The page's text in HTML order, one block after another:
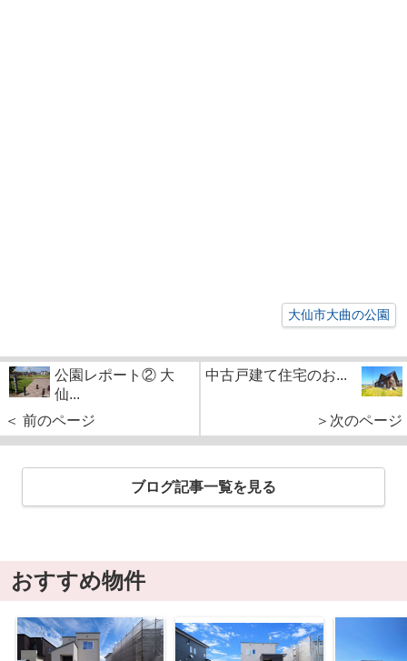
大仙市大曲の公園
公園レポート② 大
仙...
＜ 前のページ
中古戸建て住宅のお...
＞次のページ
ブログ記事一覧を見る
おすすめ物件